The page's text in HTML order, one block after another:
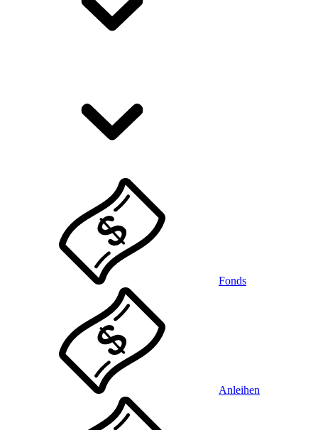
Fonds
Anleihen